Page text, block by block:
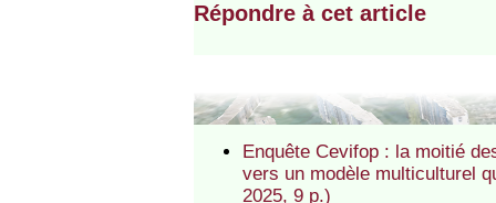
Répondre à cet article
Enquête Cevifop : la moitié
vers un modèle multiculturel
2025, 9 p.)